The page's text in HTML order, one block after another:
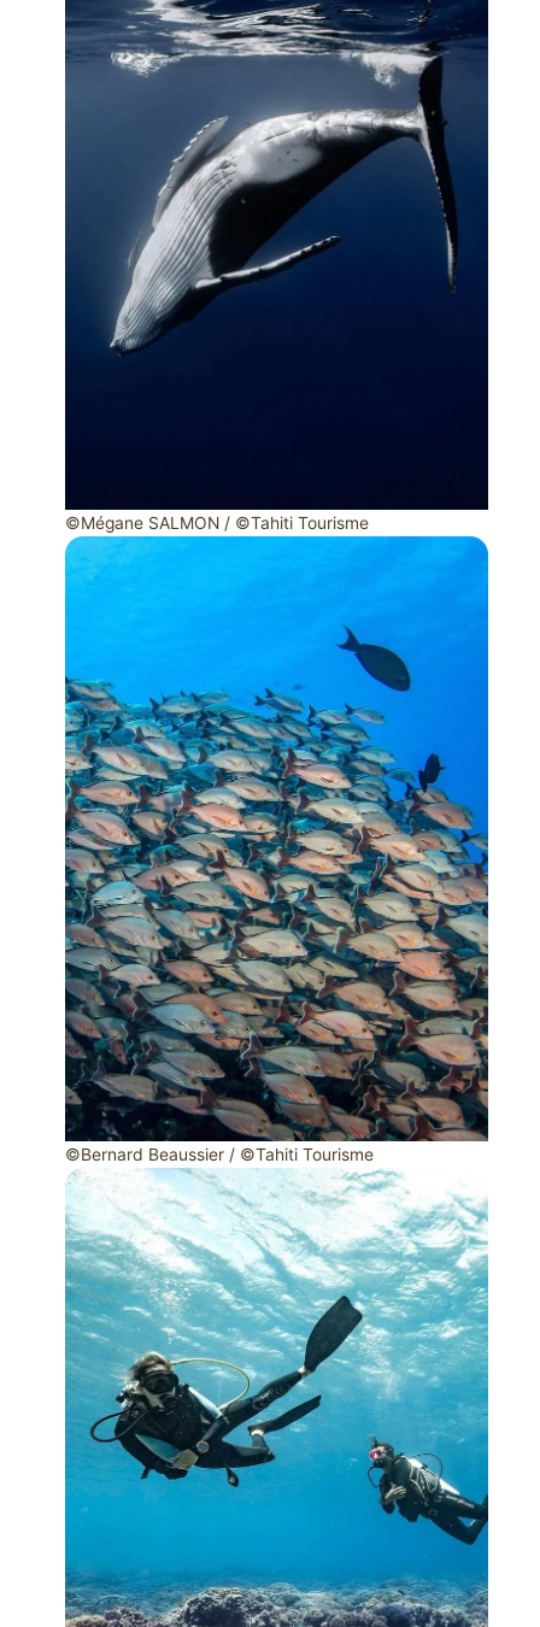
©Mégane SALMON / ©Tahiti Tourisme
©Bernard Beaussier / ©Tahiti Tourisme